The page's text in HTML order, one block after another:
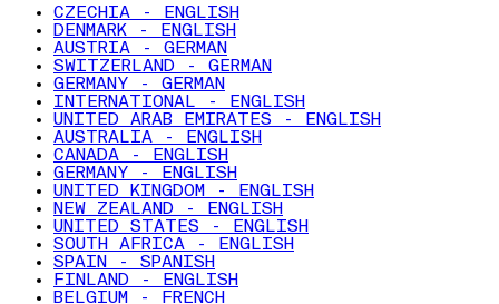
CZECHIA - ENGLISH
DENMARK - ENGLISH
AUSTRIA - GERMAN
SWITZERLAND - GERMAN
GERMANY - GERMAN
INTERNATIONAL - ENGLISH
UNITED ARAB EMIRATES - ENGLISH
AUSTRALIA - ENGLISH
CANADA - ENGLISH
GERMANY - ENGLISH
UNITED KINGDOM - ENGLISH
NEW ZEALAND - ENGLISH
UNITED STATES - ENGLISH
SOUTH AFRICA - ENGLISH
SPAIN - SPANISH
FINLAND - ENGLISH
BELGIUM - FRENCH